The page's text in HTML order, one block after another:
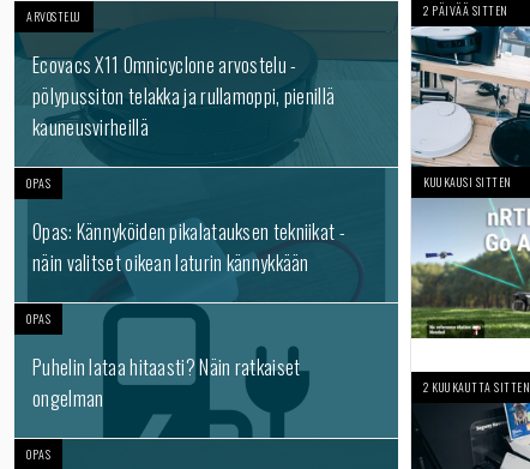
ARVOSTELU
Ecovacs X11 Omnicyclone arvostelu -
pölypussiton telakka ja rullamoppi, pienillä
kauneusvirheillä
OPAS
Opas: Kännyköiden pikalatauksen tekniikat -
näin valitset oikean laturin kännykkään
OPAS
Puhelin lataa hitaasti? Näin ratkaiset
ongelman
OPAS
2 PÄIVÄÄ SITTEN
KUUKAUSI SITTEN
2 KUUKAUTTA SITTEN